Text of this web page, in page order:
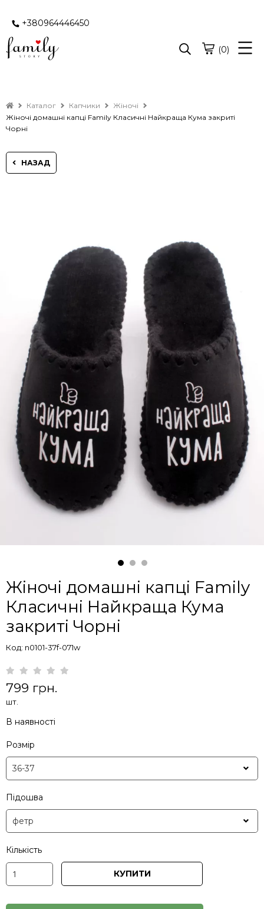
+380964446450
(0)
Каталог Капчики
Жіночі
Жіночі домашні капці Family Класичні Найкраща Кума закриті
Чорні
НАЗАД
Жіночі домашні капці Family
Класичні Найкраща Кума
закриті Чорні
Код: n0101-37f-071w
799 грн.
шт.
В наявності
Розмір
Підошва
Кількість
КУПИТИ